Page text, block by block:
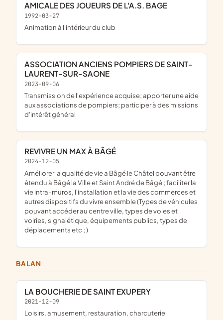
AMICALE DES JOUEURS DE L'A.S. BAGE
1992-03-27
animation à l'intérieur du club
ASSOCIATION ANCIENS POMPIERS DE SAINT-
LAURENT-SUR-SAONE
2023-09-06
transmission de l'expérience acquise; apporter une aide
aux associations de pompiers; participer à des missions
d'intérêt général
REVIVRE UN MAX À BÂGÉ
2024-12-05
améliorer la qualité de vie a Bâgé le Châtel pouvant être
étendu à Bâgé la Ville et Saint André de Bâgé ; faciliter la
vie intra-muros, l'installation et la vie des commerces et
autres dispositifs du vivre ensemble (Types de véhicules
pouvant accéder au centre ville, types de voies et
voiries, signalétique, équipements publics, types de
déplacements etc ; )
BALAN
LA BOUCHERIE DE SAINT EXUPERY
2021-12-09
loisirs, amusement, restauration, charcuterie